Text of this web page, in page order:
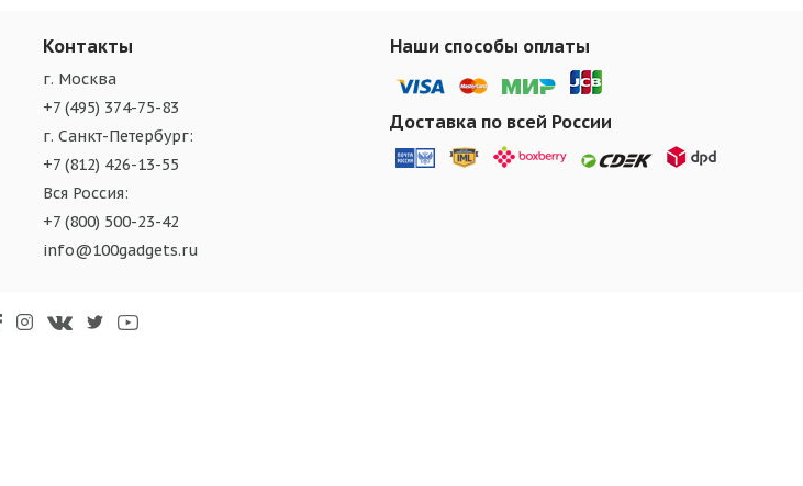
Контакты
г. Москва
+7 (495) 374-75-83
г. Санкт-Петербург:
+7 (812) 426-13-55
Вся Россия:
+7 (800) 500-23-42
info@100gadgets.ru
Наши способы оплаты
Доставка по всей России